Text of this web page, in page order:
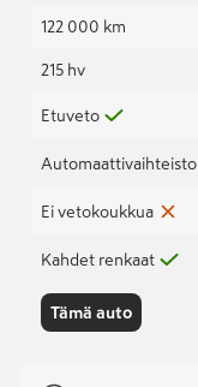
122 000 km
215 hv
Etuveto
Automaattivaihteisto
Ei vetokoukkua
Kahdet renkaat
Tämä auto